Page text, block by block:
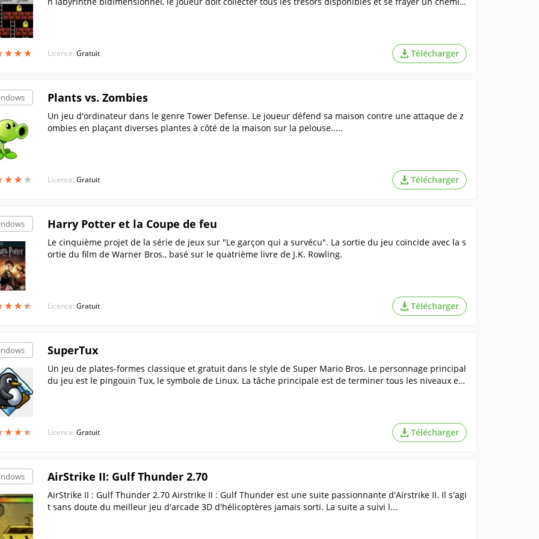
★★★
★★★ Licence: Gratuit Télécharger
★★★
★★★
Plants vs. Zombies
Un jeu d'ordinateur dans le genre Tower Defense. Le joueur défend sa maison contre une attaque de z
ombies en plaçant diverses plantes à côté de la maison sur la pelouse.....
Licence: Gratuit Télécharger
★★★
★★★
Harry Potter et la Coupe de feu
Le cinquième projet de la série de jeux sur "Le garçon qui a survécu". La sortie du jeu coïncide avec la s
ortie du film de Warner Bros., basé sur le quatrième livre de J.K. Rowling.
Licence: Gratuit Télécharger
★★★
★★★
SuperTux
Un jeu de plates-formes classique et gratuit dans le style de Super Mario Bros. Le personnage principal
du jeu est le pingouin Tux, le symbole de Linux. La tâche principale est de terminer tous les niveaux et
Licence: Gratuit Télécharger
AirStrike II: Gulf Thunder 2.70
AirStrike II : Gulf Thunder 2.70 Airstrike II : Gulf Thunder est une suite passionnante d'Airstrike II. Il s'agi
t sans doute du meilleur jeu d'arcade 3D d'hélicoptères jamais sorti. La suite a suivi l...